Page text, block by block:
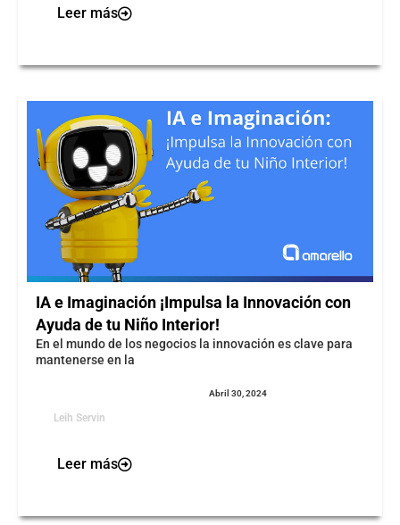
Leer más
IA e Imaginación ¡Impulsa la Innovación con
Ayuda de tu Niño Interior!
En el mundo de los negocios la innovación es clave para
mantenerse en la
Leih Servin
Abril 30, 2024
Leer más